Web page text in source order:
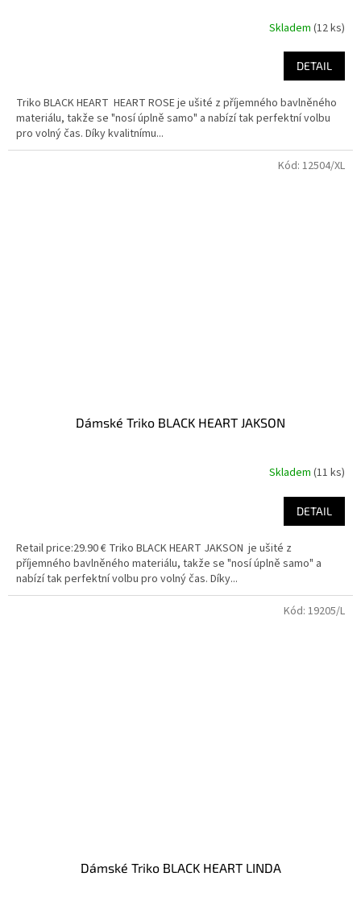
Skladem (12 ks)
DETAIL
Triko BLACK HEART HEART ROSE je ušité z příjemného bavlněného
materiálu, takže se "nosí úplně samo" a nabízí tak perfektní volbu
pro volný čas. Díky kvalitnímu...
Dámské Triko BLACK HEART JAKSON
Skladem (11 ks)
DETAIL
Retail price:29.90 € Triko BLACK HEART JAKSON je ušité z
příjemného bavlněného materiálu, takže se "nosí úplně samo" a
nabízí tak perfektní volbu pro volný čas. Díky...
Kód: 12504/XL
Dámské Triko BLACK HEART LINDA
Kód: 19205/L